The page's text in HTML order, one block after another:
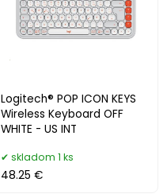
Logitech® POP ICON KEYS
Wireless Keyboard OFF
WHITE - US INT
skladom 1 ks
48.25 €